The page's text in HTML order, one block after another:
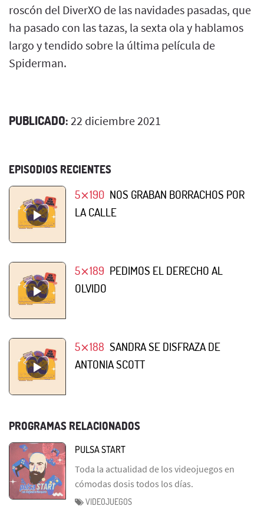
roscón del DiverXO de las navidades pasadas, que
ha pasado con las tazas, la sexta ola y hablamos
largo y tendido sobre la última película de
Spiderman.
PUBLICADO: 22 diciembre 2021
EPISODIOS RECIENTES
5⨯190 NOS GRABAN BORRACHOS POR
LA CALLE
5⨯189 PEDIMOS EL DERECHO AL
OLVIDO
5⨯188 SANDRA SE DISFRAZA DE
ANTONIA SCOTT
PROGRAMAS RELACIONADOS
PULSA START
Toda la actualidad de los videojuegos en
cómodas dosis todos los días.
VIDEOJUEGOS